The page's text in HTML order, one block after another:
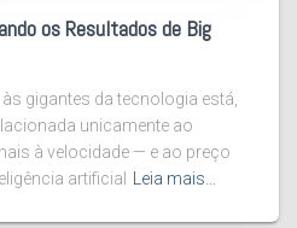
os Resultados de Big
gigantes da tecnologia está,
unicamente ao
à velocidade — e ao preço
artificial
Leia mais…